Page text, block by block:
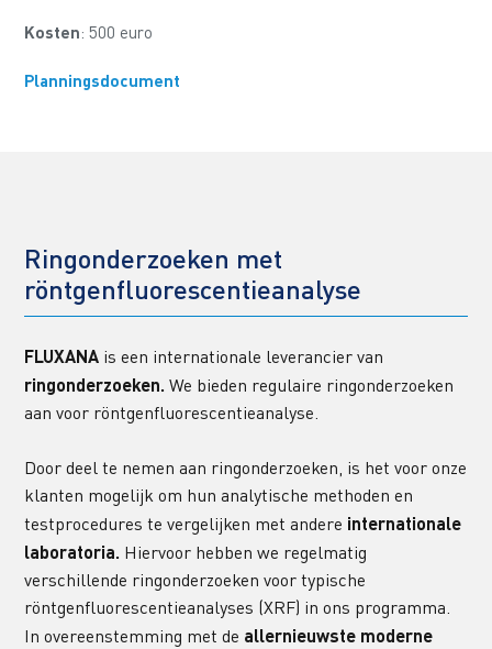
Kosten: 500 euro
Planningsdocument
Ringonderzoeken met
röntgenfluorescentieanalyse
FLUXANA
ringonderzoeken. We bieden regulaire ringonderzoeken
aan voor röntgenfluorescentieanalyse.
Door deel te nemen aan ringonderzoeken, is het voor onze
klanten mogelijk om hun analytische methoden en
testprocedures te vergelijken met andere internationale
laboratoria. Hiervoor hebben we regelmatig
verschillende ringonderzoeken voor typische
röntgenfluorescentieanalyses (XRF) in ons programma.
In overeenstemming met de allernieuwste moderne